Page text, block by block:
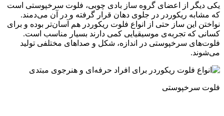
یکی دیگر از اعضای گروه ساز بادی چوبی، فلوت سرخپوستی است
که مشابه ریکوردر در جلوی دهان قرار گرفته و در آن می‌دمند.
نواختن این ساز حتی از انواع فلوت ریکوردر هم آسان‌تر بوده و برای
کسانی که تجربه‌ی موسیقیایی کمی دارند بسیار مناسب است.
فلوت‌های سرخپوستی در اندازه، شکل و صداهای مختلفی تولید
می‌شوند.
فلوت سرخپوستی